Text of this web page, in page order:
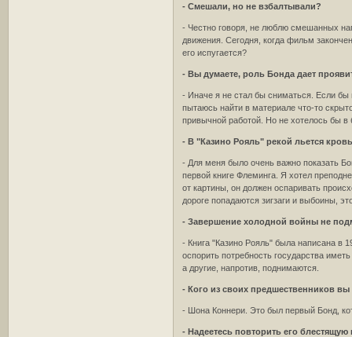
- Смешали, но не взбалтывали?
- Честно говоря, не люблю смешанных
движения. Сегодня, когда фильм
его испугается?
- Вы думаете, роль Бонда дает
- Иначе я не стал бы сниматься. Если бы
пытаюсь найти в материале что-то
привычной работой. Но не хотелось бы
- В "Казино Рояль" рекой льется
- Для меня было очень важно показать
первой книге Флеминга. Я хотел
от картины, он должен оспаривать
дороге попадаются зигзаги и выбоины,
- Завершение холодной войны не
- Книга "Казино Рояль" была написана в
оспорить потребность государства
а другие, напротив, поднимаются.
- Кого из своих предшественников
- Шона Коннери. Это был первый Бонд,
- Надеетесь повторить его